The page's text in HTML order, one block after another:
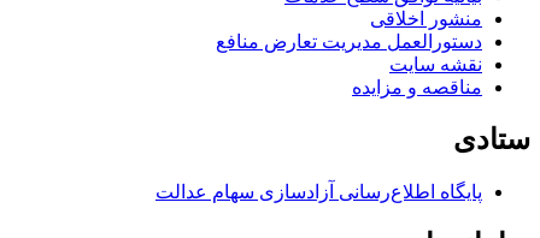
منشور اخلاقی
دستورالعمل مدیریت تعارض منافع
نقشه سایت
مناقصه و مزایده
ستادی
پایگاه اطلاع‌رسانی آزادسازی سهام عدالت